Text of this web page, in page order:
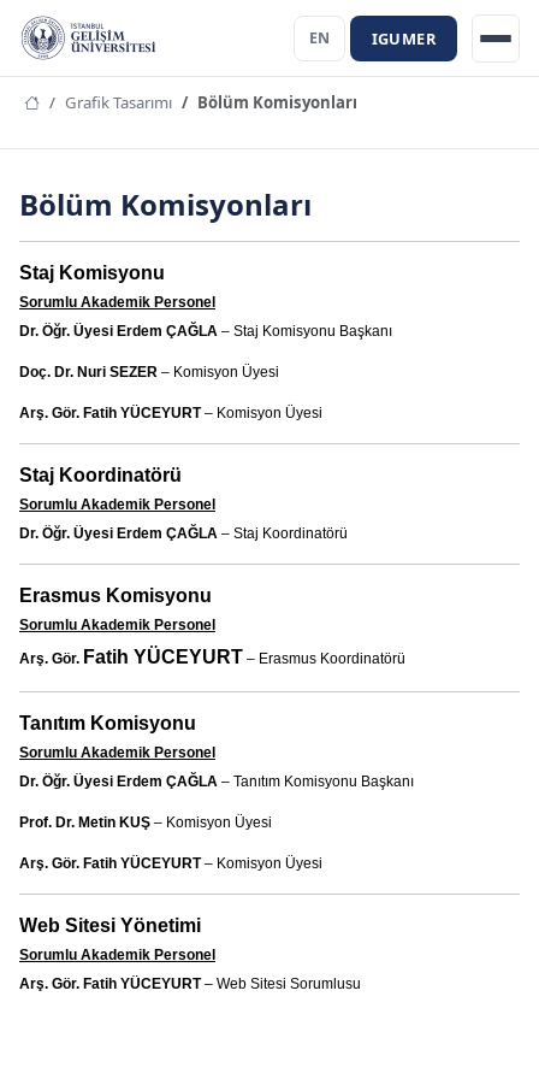
EN IGUMER
Grafik Tasarımı Bölüm Komisyonları
Bölüm Komisyonları
Staj Komisyonu
Sorumlu Akademik Personel
Dr. Öğr. Üyesi Erdem ÇAĞLA – Staj Komisyonu Başkanı
Doç. Dr. Nuri SEZER – Komisyon Üyesi
Arş. Gör. Fatih YÜCEYURT– Komisyon Üyesi
Staj Koordinatörü
Sorumlu Akademik Personel
Dr. Öğr. Üyesi Erdem ÇAĞLA – Staj Koordinatörü
Erasmus Komisyonu
Sorumlu Akademik Personel
Arş. Gör. Fatih YÜCEYURT – Erasmus Koordinatörü
Tanıtım Komisyonu
Sorumlu Akademik Personel
Dr. Öğr. Üyesi Erdem ÇAĞLA – Tanıtım Komisyonu Başkanı
Prof. Dr. Metin KUŞ – Komisyon Üyesi
Arş. Gör. Fatih YÜCEYURT– Komisyon Üyesi
Web Sitesi Yönetimi
Sorumlu Akademik Personel
Arş. Gör. Fatih YÜCEYURT– Web Sitesi Sorumlusu